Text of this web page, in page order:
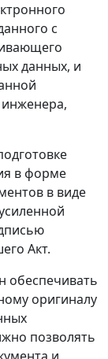
с
данных, и
в форме
в виде
Акт.
обеспечивать
оригиналу
позволять